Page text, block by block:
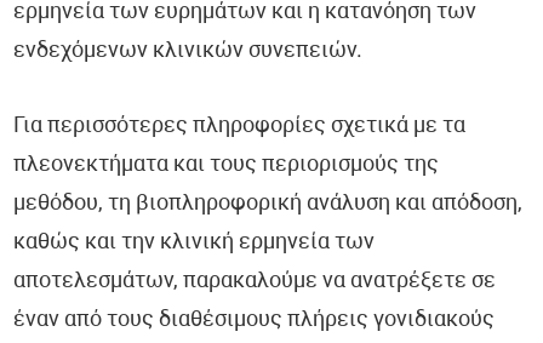
ερμηνεία των ευρημάτων και η κατανόηση των
ενδεχόμενων κλινικών συνεπειών.
Για περισσότερες πληροφορίες σχετικά με τα
πλεονεκτήματα και τους περιορισμούς της
μεθόδου, τη βιοπληροφορική ανάλυση και απόδοση,
καθώς και την κλινική ερμηνεία των
αποτελεσμάτων, παρακαλούμε να ανατρέξετε σε
έναν από τους διαθέσιμους πλήρεις γονιδιακούς